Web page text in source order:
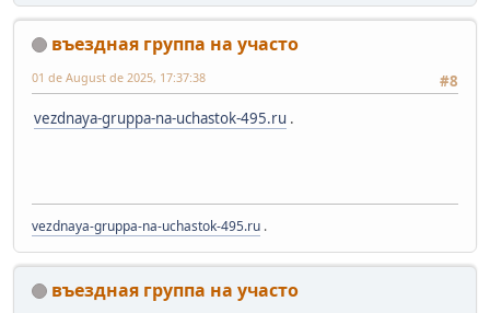
въездная группа на участо
#8
01 de August de 2025, 17:37:38
vezdnaya-gruppa-na-uchastok-495.ru .
vezdnaya-gruppa-na-uchastok-495.ru .
въездная группа на участо